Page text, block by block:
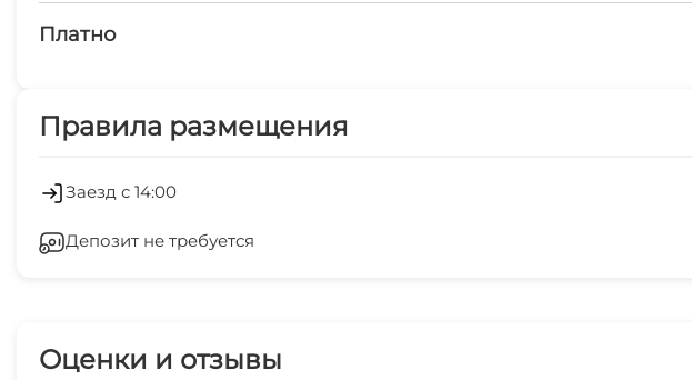
Платно
Салон красоты
Оборудование для встреч и презентаций
Кондиционер
Спутниковое ТВ
Правила размещения
Заезд с 14:00
Депозит не требуется
Оценки и отзывы